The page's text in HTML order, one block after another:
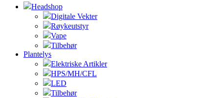
Headshop
Digitale Vekter
Røykeutstyr
Vape
Tilbehør
Plantelys
Elektriske Artikler
HPS/MH/CFL
LED
Tilbehør